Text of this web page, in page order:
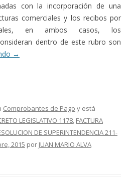
con la incorporación de una
comerciales y los recibos por
en ambos casos, los
dentro de este rubro son
→
Comprobantes de Pago y está
LEGISLATIVO 1178, FACTURA
DE SUPERINTENDENCIA 211-
2015 por JUAN MARIO ALVA